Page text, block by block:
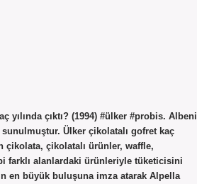
yılında çıktı? (1994) #ülker #probis. Albeni
sunulmuştur. Ülker çikolatalı gofret kaç
çikolata, çikolatalı ürünler, waffle,
farklı alanlardaki ürünleriyle tüketicisini
en büyük buluşuna imza atarak Alpella